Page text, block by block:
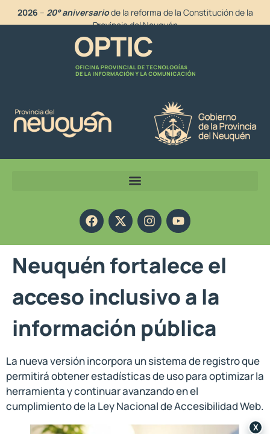
2026 – 20° aniversariode la reforma de la Constitución de la
Provincia del Neuquén
Neuquén fortalece el
acceso inclusivo a la
información pública
La nueva versión incorpora un sistema de registro que
permitirá obtener estadísticas de uso para optimizar la
herramienta y continuar avanzando en el
cumplimiento de la Ley Nacional de Accesibilidad Web.
X